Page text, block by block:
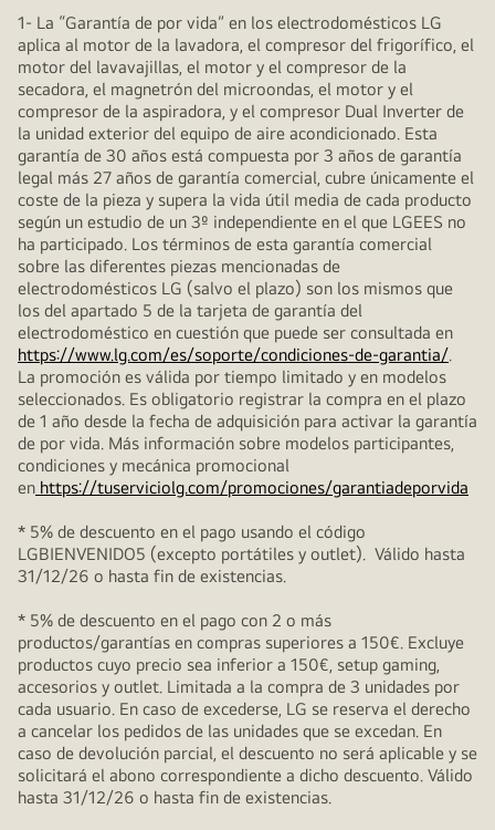
1- La “Garantía de por vida” en los electrodomésticos LG
aplica al motor de la lavadora, el compresor del frigorífico, el
motor del lavavajillas, el motor y el compresor de la
secadora, el magnetrón del microondas, el motor y el
compresor de la aspiradora, y el compresor Dual Inverter de
la unidad exterior del equipo de aire acondicionado. Esta
garantía de 30 años está compuesta por 3 años de garantía
legal más 27 años de garantía comercial, cubre únicamente el
coste de la pieza y supera la vida útil media de cada producto
según un estudio de un 3º independiente en el que LGEES no
ha participado. Los términos de esta garantía comercial
sobre las diferentes piezas mencionadas de
electrodomésticos LG (salvo el plazo) son los mismos que
los del apartado 5 de la tarjeta de garantía del
electrodoméstico en cuestión que puede ser consultada en
https://www.lg.com/es/soporte/condiciones-de-garantia/.
La promoción es válida por tiempo limitado y en modelos
seleccionados. Es obligatorio registrar la compra en el plazo
de 1 año desde la fecha de adquisición para activar la garantía
de por vida. Más información sobre modelos participantes,
condiciones y mecánica promocional
en https://tuserviciolg.com/promociones/garantiadeporvida
* 5% de descuento en el pago usando el código
LGBIENVENIDO5 (excepto portátiles y outlet). Válido hasta
31/12/26 o hasta fin de existencias.
* 5% de descuento en el pago con 2 o más
productos/garantías en compras superiores a 150€. Excluye
productos cuyo precio sea inferior a 150€, setup gaming,
accesorios y outlet. Limitada a la compra de 3 unidades por
cada usuario. En caso de excederse, LG se reserva el derecho
a cancelar los pedidos de las unidades que se excedan. En
caso de devolución parcial, el descuento no será aplicable y se
solicitará el abono correspondiente a dicho descuento. Válido
hasta 31/12/26 o hasta fin de existencias.